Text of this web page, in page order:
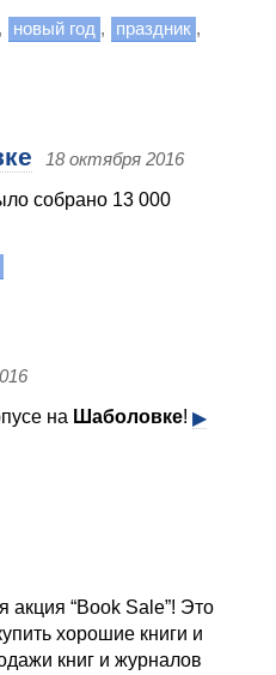
, новый год , праздник ,
18 октября 2016
собрано 13 000
на Шаболовке! ▶
“Book Sale”! Это
хорошие книги и
книг и журналов